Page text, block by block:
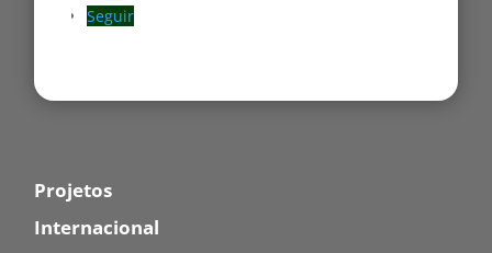
Seguir
Projetos
Internacional